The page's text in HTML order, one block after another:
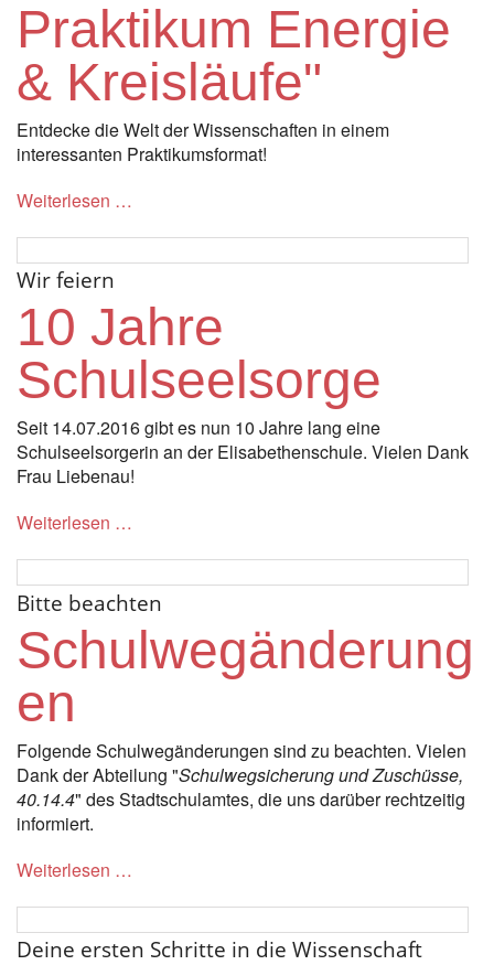
Instagram
Praktikum Energie
& Kreisläufe"
Entdecke die Welt der Wissenschaften in einem
interessanten Praktikumsformat!
Weiterlesen …
Wir feiern
10 Jahre
Schulseelsorge
Seit 14.07.2016 gibt es nun 10 Jahre lang eine
Schulseelsorgerin an der Elisabethenschule. Vielen Dank
Frau Liebenau!
Weiterlesen …
Bitte beachten
Schulwegänderung
en
Folgende Schulwegänderungen sind zu beachten. Vielen
Dank der Abteilung "Schulwegsicherung und Zuschüsse,
40.14.4" des Stadtschulamtes, die uns darüber rechtzeitig
informiert.
Weiterlesen …
Deine ersten Schritte in die Wissenschaft